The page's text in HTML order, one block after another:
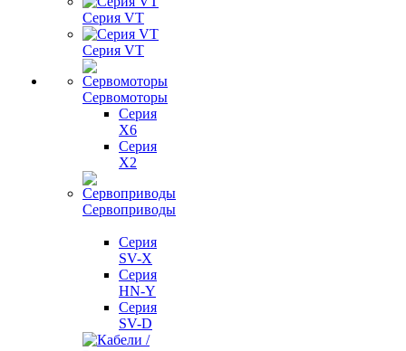
Серия VT
Серия VT
Сервомоторы
Серия
X6
Серия
X2
Сервоприводы
Серия
SV-X
Серия
HN-Y
Серия
SV-D